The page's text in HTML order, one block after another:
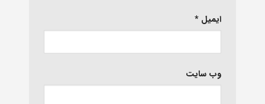
ایمیل *
وب‌ سایت